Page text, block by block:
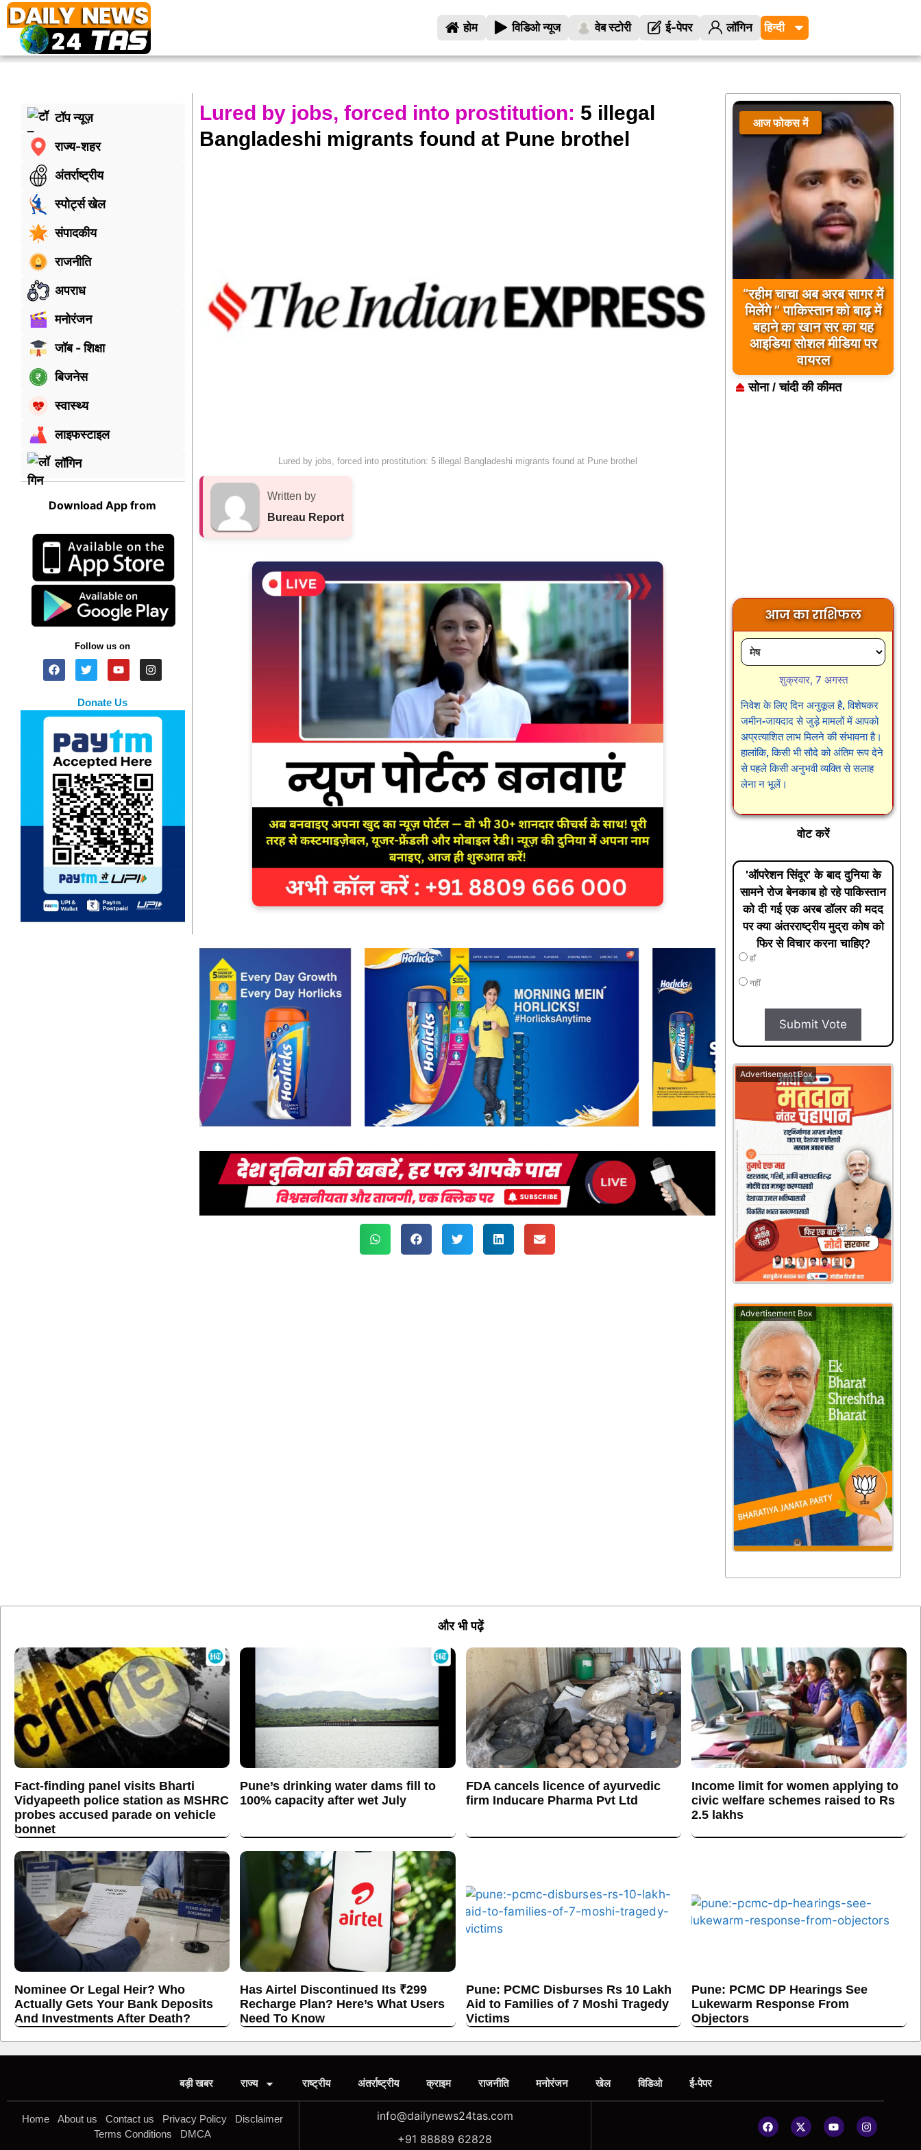
होम विडिओ न्यूज वेब स्टोरी ई-पेपर लॉगिन
टॉप न्यूज़
राज्य-शहर
अंतर्राष्ट्रीय
स्पोर्ट्स खेल
संपादकीय
राजनीति
अपराध
मनोरंजन
जॉब - शिक्षा
बिजनेस
स्वास्थ्य
लाइफस्टाइल
लॉगिन
Download App from
Follow us on
Donate Us
Lured by jobs, forced into prostitution: 5 illegal
Bangladeshi migrants found at Pune brothel
Lured by jobs, forced into prostitution: 5 illegal Bangladeshi migrants found at Pune brothel
Written by
Bureau Report
आज फोकस में
“रहीम चाचा अब अरब सागर में
मिलेंगे ” पाकिस्तान को बाढ़ में
बहाने का खान सर का यह
आइडिया सोशल मीडिया पर
वायरल
सोना / चांदी की कीमत
आज का राशिफल
शुक्रवार, 7 अगस्त
निवेश के लिए दिन अनुकूल है, विशेषकर
जमीन-जायदाद से जुड़े मामलों में आपको
अप्रत्याशित लाभ मिलने की संभावना है।
हालांकि, किसी भी सौदे को अंतिम रूप देने
से पहले किसी अनुभवी व्यक्ति से सलाह
लेना न भूलें।
वोट करें
'ऑपरेशन सिंदूर' के बाद दुनिया के
सामने रोज बेनकाब हो रहे पाकिस्तान
को दी गई एक अरब डॉलर की मदद
पर क्या अंतरराष्ट्रीय मुद्रा कोष को
फिर से विचार करना चाहिए?
हाँ
नहीं
Submit Vote
Advertisement Box
Advertisement Box
और भी पढ़ें
Fact-finding panel visits Bharti
Vidyapeeth police station as MSHRC
probes accused parade on vehicle
bonnet
Pune’s drinking water dams fill to
100% capacity after wet July
FDA cancels licence of ayurvedic
firm Inducare Pharma Pvt Ltd
Income limit for women applying to
civic welfare schemes raised to Rs
2.5 lakhs
Nominee Or Legal Heir? Who
Actually Gets Your Bank Deposits
And Investments After Death?
Has Airtel Discontinued Its ₹299
Recharge Plan? Here’s What Users
Need To Know
Pune: PCMC Disburses Rs 10 Lakh
Aid to Families of 7 Moshi Tragedy
Victims
Pune: PCMC DP Hearings See
Lukewarm Response From
Objectors
बड़ी खबर राज्य राष्ट्रीय अंतर्राष्ट्रीय क्राइम राजनीति मनोरंजन खेल विडिओ ई-पेपर
Home About us Contact us Privacy Policy
Disclaimer
Terms Conditions
DMCA
info@dailynews24tas.com
+91 88889 62828